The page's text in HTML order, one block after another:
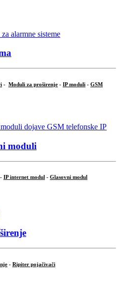
- Moduli za proširenje - IP moduli - GSM
moduli
- IP internet modul - Glasovni modul
- Ripiter pojačivači